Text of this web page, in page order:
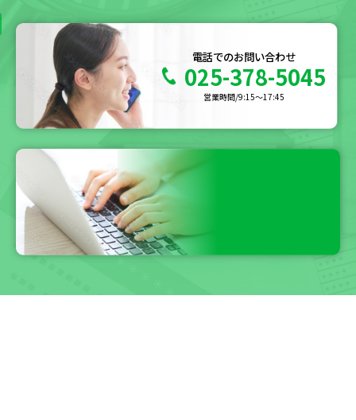
電話でのお問い合わせ
025-378-5045
営業時間/9:15〜17:45